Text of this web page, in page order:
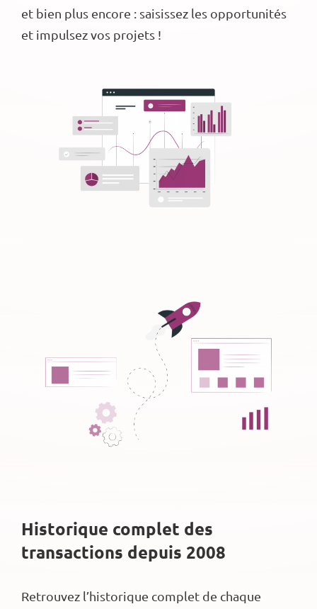
et bien plus encore : saisissez les opportunités
et impulsez vos projets !
Historique complet des
transactions depuis 2008
Retrouvez l’historique complet de chaque